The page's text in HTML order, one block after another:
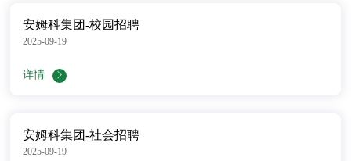
安姆科集团-校园招聘
2025-09-19
详情
安姆科集团-社会招聘
2025-09-19